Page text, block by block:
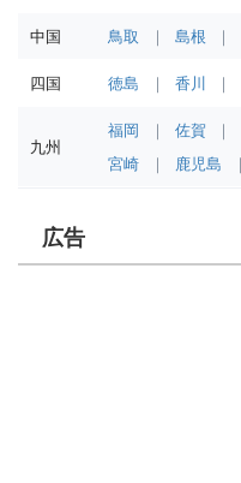
中国 鳥取 島根
四国 徳島 香川
九州
福岡 佐賀
宮崎
鹿児島
広告